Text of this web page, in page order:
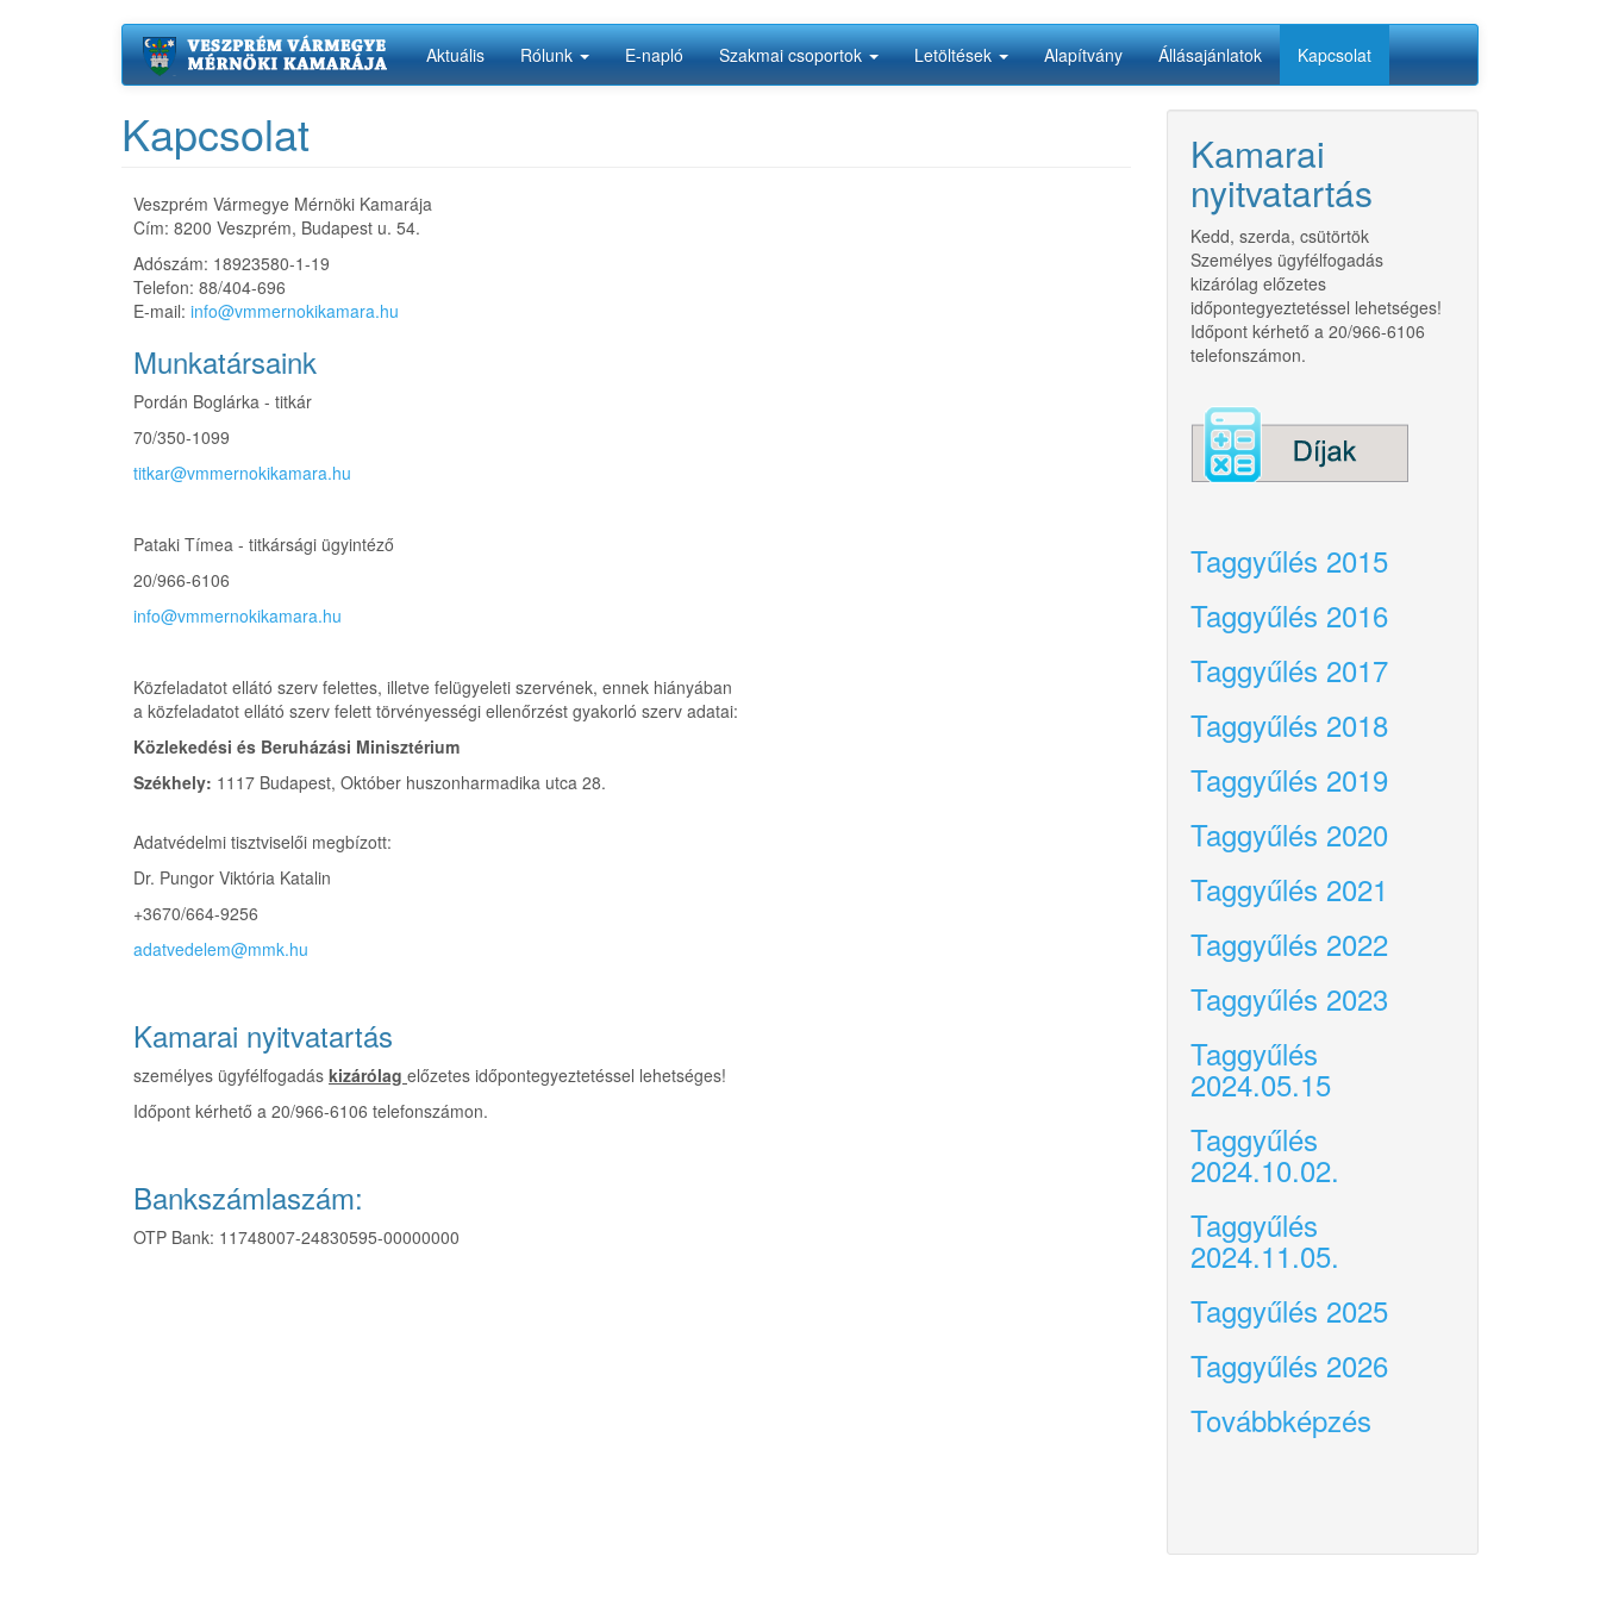
Aktuális Rólunk E-napló Szakmai csoportok Letöltések Alapítvány Állásajánlatok Kapcsolat
Kapcsolat
Veszprém Vármegye Mérnöki Kamarája
Cím: 8200 Veszprém, Budapest u. 54.
Adószám: 18923580-1-19
Telefon: 88/404-696
E-mail: info@vmmernokikamara.hu
Munkatársaink
Pordán Boglárka - titkár
70/350-1099
titkar@vmmernokikamara.hu
Pataki Tímea - titkársági ügyintéző
20/966-6106
info@vmmernokikamara.hu
Közfeladatot ellátó szerv felettes, illetve felügyeleti szervének, ennek hiányában
a közfeladatot ellátó szerv felett törvényességi ellenőrzést gyakorló szerv adatai:
Közlekedési és Beruházási Minisztérium
Székhely: 1117 Budapest, Október huszonharmadika utca 28.
Adatvédelmi tisztviselői megbízott:
Dr. Pungor Viktória Katalin
+3670/664-9256
adatvedelem@mmk.hu
Kamarai nyitvatartás
személyes ügyfélfogadás kizárólag előzetes időpontegyeztetéssel lehetséges!
Időpont kérhető a 20/966-6106 telefonszámon.
Bankszámlaszám:
OTP Bank: 11748007-24830595-00000000
Kamarai
nyitvatartás
Kedd, szerda, csütörtök
Személyes ügyfélfogadás
kizárólag előzetes
időpontegyeztetéssel lehetséges!
Időpont kérhető a 20/966-6106
telefonszámon.
Taggyűlés 2015
Taggyűlés 2016
Taggyűlés 2017
Taggyűlés 2018
Taggyűlés 2019
Taggyűlés 2020
Taggyűlés 2021
Taggyűlés 2022
Taggyűlés 2023
Taggyűlés
2024.05.15
Taggyűlés
2024.10.02.
Taggyűlés
2024.11.05.
Taggyűlés 2025
Taggyűlés 2026
Továbbképzés